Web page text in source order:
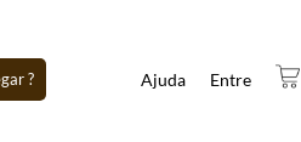
? Entre
Ajuda